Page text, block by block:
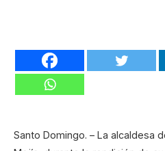
Santo Domingo. – La alcaldesa